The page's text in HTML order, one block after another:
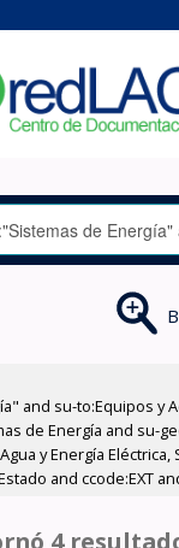
su-to:Equipos y
de Energía and su-
y Energía
and ccode:EXT
4